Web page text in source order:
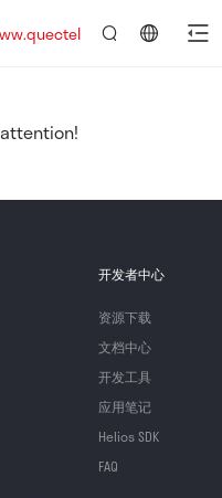
开发者中心
资源下载
文档中心
开发工具
应用笔记
Helios SDK
FAQ